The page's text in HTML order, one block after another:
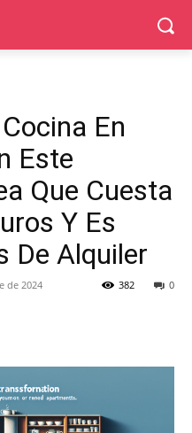
En
Este
Que Cuesta
Y Es
De Alquiler
de 2024 0
382